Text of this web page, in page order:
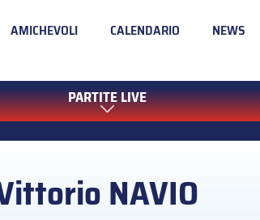
AMICHEVOLI CALENDARIO NEWS
PARTITE LIVE
NAVIO